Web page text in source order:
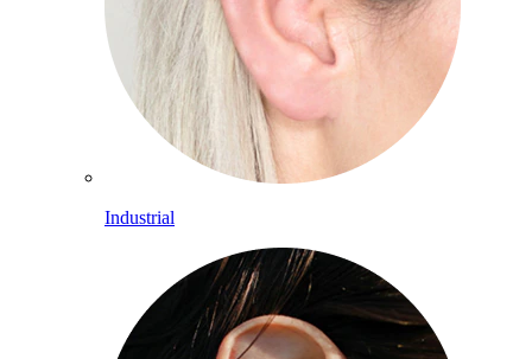
Industrial